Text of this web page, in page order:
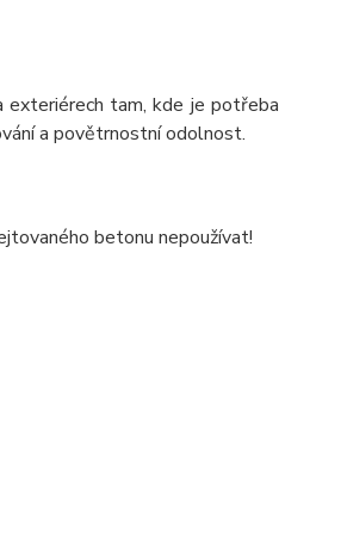
exteriérech tam, kde je potřeba
a povětrnostní odolnost.
betonu nepoužívat!